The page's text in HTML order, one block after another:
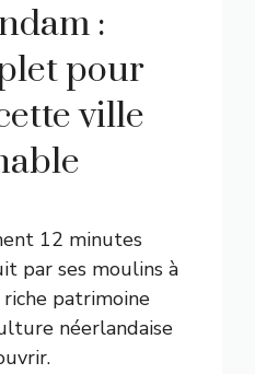
:
pour
ville
12 minutes
par ses moulins à
patrimoine
néerlandaise